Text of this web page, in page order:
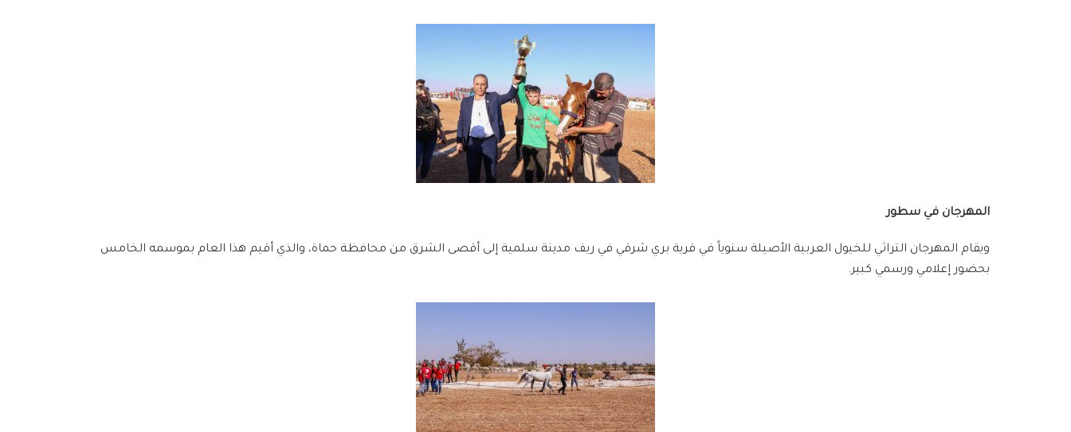
المهرجان في سطور
ويقام المهرجان التراثي للخيول العربية الأصيلة سنوياً في قرية بري شرقي في ريف مدينة سلمية إلى أقصى الشرق من محافظة حماة، والذي أقيم هذا العام بموسمه الخامس
بحضور إعلامي ورسمي كبير.